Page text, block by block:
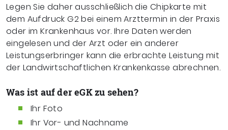
Legen Sie daher ausschließlich die Chipkarte mit
dem Aufdruck G2 bei einem Arzttermin in der Praxis
oder im Krankenhaus vor. Ihre Daten werden
eingelesen und der Arzt oder ein anderer
Leistungserbringer kann die erbrachte Leistung mit
der Landwirtschaftlichen Krankenkasse abrechnen.
Was ist auf der eGK zu sehen?
Ihr Foto
Ihr Vor- und Nachname